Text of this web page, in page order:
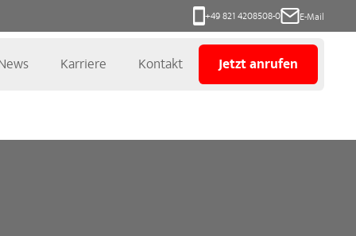
+49 821 4208508-0 E-Mail
Karriere Kontakt Jetzt anrufen